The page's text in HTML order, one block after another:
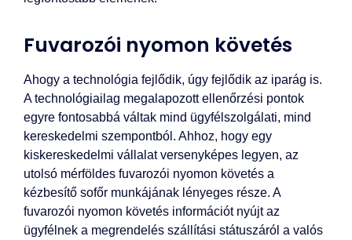
Fuvarozói nyomon követés
Ahogy a technológia fejlődik, úgy fejlődik az iparág is.
A technológiailag megalapozott ellenőrzési pontok
egyre fontosabbá váltak mind ügyfélszolgálati, mind
kereskedelmi szempontból. Ahhoz, hogy egy
kiskereskedelmi vállalat versenyképes legyen, az
utolsó mérföldes fuvarozói nyomon követés a
kézbesítő sofőr munkájának lényeges része. A
fuvarozói nyomon követés információt nyújt az
ügyfélnek a megrendelés szállítási státuszáról a valós